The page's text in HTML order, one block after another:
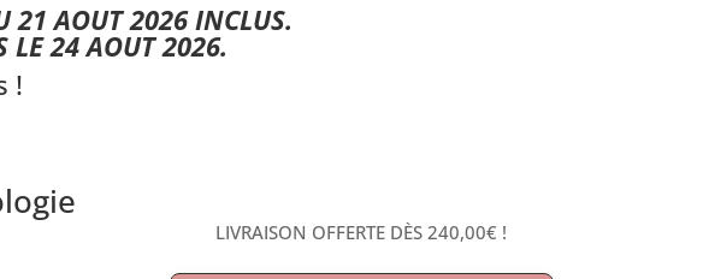
21 AOUT 2026 INCLUS.
LE 24 AOUT 2026.
!
LIVRAISON OFFERTE DÈS240,00€ !